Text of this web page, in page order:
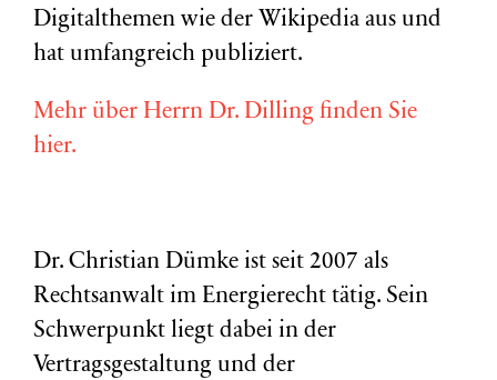
Digitalthemen wie der Wikipedia aus und
hat umfangreich publiziert.
Mehr über Herrn Dr. Dilling finden Sie
hier.
Dr. Christian Dümke ist seit 2007 als
Rechtsanwalt im Energierecht tätig. Sein
Schwerpunkt liegt dabei in der
Vertragsgestaltung und der